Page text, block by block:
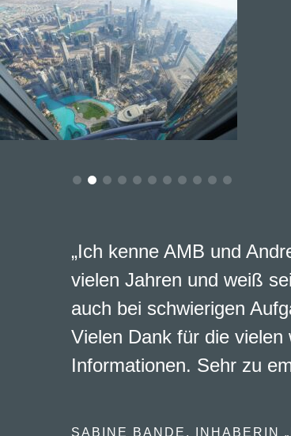
„Ich kenne AMB und
vielen Jahren und weiß
auch bei schwierigen
Vielen Dank für die
Informationen. Sehr zu
SABINE BANDE, INHABERIN